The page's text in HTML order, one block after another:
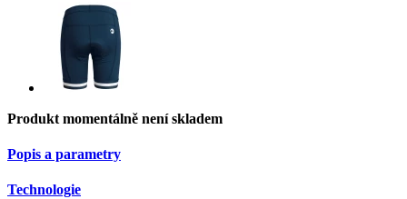
Produkt momentálně není skladem
Popis a parametry
Technologie